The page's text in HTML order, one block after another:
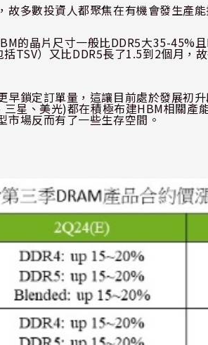
多數投資人都聚焦在有機會發生產
的晶片尺寸一般比DDR5大35-45%且
括TSV）又比DDR5長了1.5到2個月，
早鎖定訂單量，這讓目前處於發展初
三星、美光)都在積極布建HBM相關產
市場反而有了一些生存空間。